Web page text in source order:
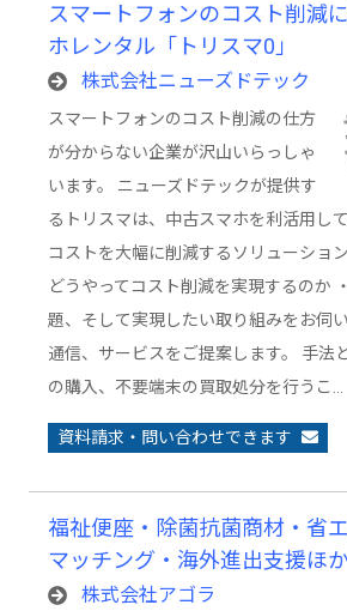
スマートフォンのコスト削減
ホレンタル「トリスマ0」
株式会社ニューズドテック
スマートフォンのコスト削減の仕方
が分からない企業が沢山いらっしゃ
います。 ニューズドテックが提供す
るトリスマは、中古スマホを利活用し
コストを大幅に削減するソリューショ
どうやってコスト削減を実現するのか
題、そして実現したい取り組みをお伺
通信、サービスをご提案します。 手法
の購入、不要端末の買取処分を行うこ…
資料請求・問い合わせできます
福祉便座・除菌抗菌商材・省
マッチング・海外進出支援ほ
株式会社アゴラ